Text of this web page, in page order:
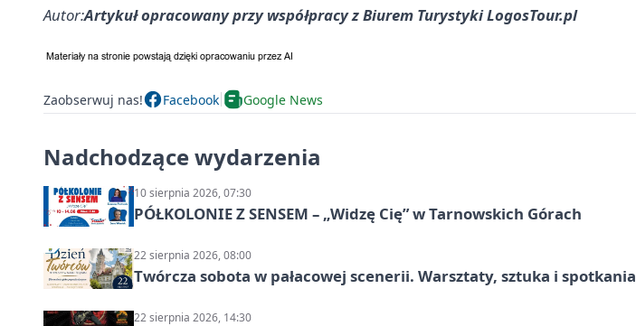
Autor:Artykuł opracowany przy współpracy z Biurem Turystyki LogosTour.pl
Zaobserwuj nas! Facebook Google News
Nadchodzące wydarzenia
10 sierpnia 2026, 07:30
PÓŁKOLONIE Z SENSEM – „Widzę Cię” w Tarnowskich Górach
22 sierpnia 2026, 08:00
Twórcza sobota w pałacowej scenerii. Warsztaty, sztuka i spotkania
22 sierpnia 2026, 14:30